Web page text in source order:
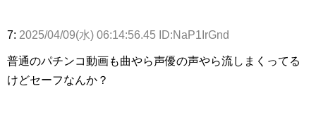
7: 2025/04/09(水) 06:14:56.45 ID:NaP1IrGnd
普通のパチンコ動画も曲やら声優の声やら流しまくってる
けどセーフなんか？